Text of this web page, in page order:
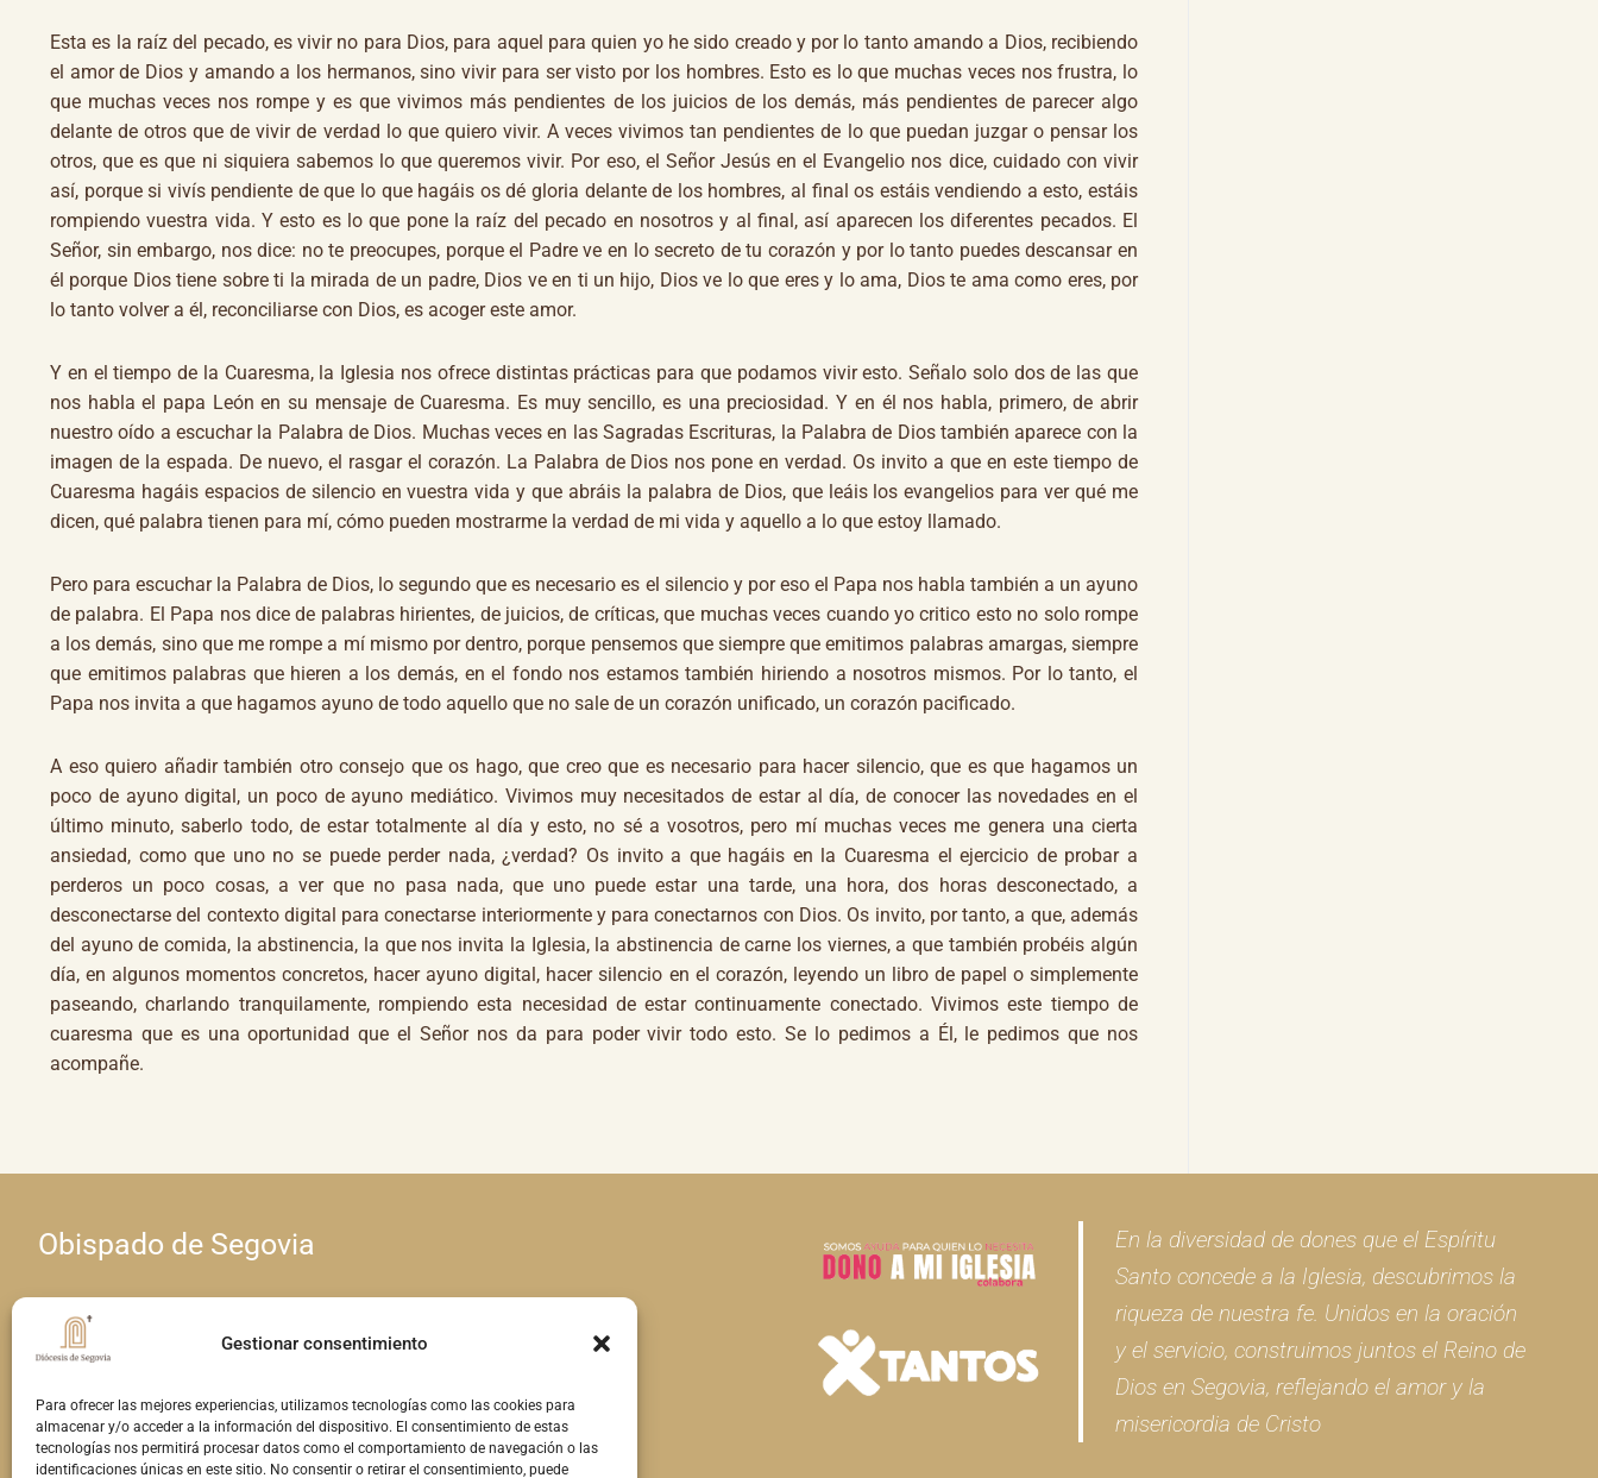
Gestionar consentimiento
Para ofrecer las mejores experiencias, utilizamos tecnologías como las cookies para
almacenar y/o acceder a la información del dispositivo. El consentimiento de estas
tecnologías nos permitirá procesar datos como el comportamiento de navegación o las
identificaciones únicas en este sitio. No consentir o retirar el consentimiento, puede
Esta es la raíz del pecado, es vivir no para Dios, para aquel para quien yo he sido creado y por lo tanto amando a Dios, recibiendo
el amor de Dios y amando a los hermanos, sino vivir para ser visto por los hombres. Esto es lo que muchas veces nos frustra, lo
que muchas veces nos rompe y es que vivimos más pendientes de los juicios de los demás, más pendientes de parecer algo
delante de otros que de vivir de verdad lo que quiero vivir. A veces vivimos tan pendientes de lo que puedan juzgar o pensar los
otros, que es que ni siquiera sabemos lo que queremos vivir. Por eso, el Señor Jesús en el Evangelio nos dice, cuidado con vivir
así, porque si vivís pendiente de que lo que hagáis os dé gloria delante de los hombres, al final os estáis vendiendo a esto, estáis
rompiendo vuestra vida. Y esto es lo que pone la raíz del pecado en nosotros y al final, así aparecen los diferentes pecados. El
Señor, sin embargo, nos dice: no te preocupes, porque el Padre ve en lo secreto de tu corazón y por lo tanto puedes descansar en
él porque Dios tiene sobre ti la mirada de un padre, Dios ve en ti un hijo, Dios ve lo que eres y lo ama, Dios te ama como eres, por
lo tanto volver a él, reconciliarse con Dios, es acoger este amor.
Y en el tiempo de la Cuaresma, la Iglesia nos ofrece distintas prácticas para que podamos vivir esto. Señalo solo dos de las que
nos habla el papa León en su mensaje de Cuaresma. Es muy sencillo, es una preciosidad. Y en él nos habla, primero, de abrir
nuestro oído a escuchar la Palabra de Dios. Muchas veces en las Sagradas Escrituras, la Palabra de Dios también aparece con la
imagen de la espada. De nuevo, el rasgar el corazón. La Palabra de Dios nos pone en verdad. Os invito a que en este tiempo de
Cuaresma hagáis espacios de silencio en vuestra vida y que abráis la palabra de Dios, que leáis los evangelios para ver qué me
dicen, qué palabra tienen para mí, cómo pueden mostrarme la verdad de mi vida y aquello a lo que estoy llamado.
Pero para escuchar la Palabra de Dios, lo segundo que es necesario es el silencio y por eso el Papa nos habla también a un ayuno
de palabra. El Papa nos dice de palabras hirientes, de juicios, de críticas, que muchas veces cuando yo critico esto no solo rompe
a los demás, sino que me rompe a mí mismo por dentro, porque pensemos que siempre que emitimos palabras amargas, siempre
que emitimos palabras que hieren a los demás, en el fondo nos estamos también hiriendo a nosotros mismos. Por lo tanto, el
Papa nos invita a que hagamos ayuno de todo aquello que no sale de un corazón unificado, un corazón pacificado.
A eso quiero añadir también otro consejo que os hago, que creo que es necesario para hacer silencio, que es que hagamos un
poco de ayuno digital, un poco de ayuno mediático. Vivimos muy necesitados de estar al día, de conocer las novedades en el
último minuto, saberlo todo, de estar totalmente al día y esto, no sé a vosotros, pero mí muchas veces me genera una cierta
ansiedad, como que uno no se puede perder nada, ¿verdad? Os invito a que hagáis en la Cuaresma el ejercicio de probar a
perderos un poco cosas, a ver que no pasa nada, que uno puede estar una tarde, una hora, dos horas desconectado, a
desconectarse del contexto digital para conectarse interiormente y para conectarnos con Dios. Os invito, por tanto, a que, además
del ayuno de comida, la abstinencia, la que nos invita la Iglesia, la abstinencia de carne los viernes, a que también probéis algún
día, en algunos momentos concretos, hacer ayuno digital, hacer silencio en el corazón, leyendo un libro de papel o simplemente
paseando, charlando tranquilamente, rompiendo esta necesidad de estar continuamente conectado. Vivimos este tiempo de
cuaresma que es una oportunidad que el Señor nos da para poder vivir todo esto. Se lo pedimos a Él, le pedimos que nos
acompañe.
Obispado de Segovia
Calle Seminario, 4 • 40001 Segovia
comunicacion@obispadodesegovia.es
En la diversidad de dones que el Espíritu
Santo concede a la Iglesia, descubrimos la
riqueza de nuestra fe. Unidos en la oración
y el servicio, construimos juntos el Reino de
Dios en Segovia, reflejando el amor y la
misericordia de Cristo